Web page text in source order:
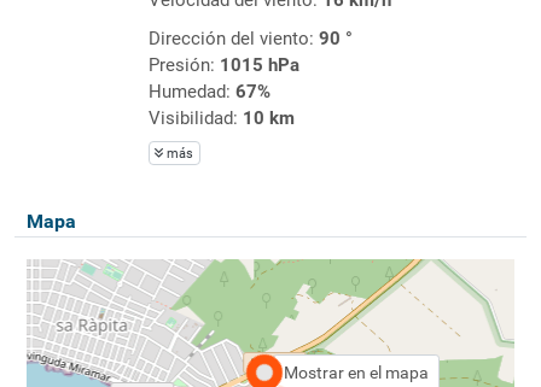
Dirección del viento: 90 °
Presión: 1015 hPa
Humedad: 67%
Visibilidad: 10 km
más
Mapa
Mostrar en el mapa